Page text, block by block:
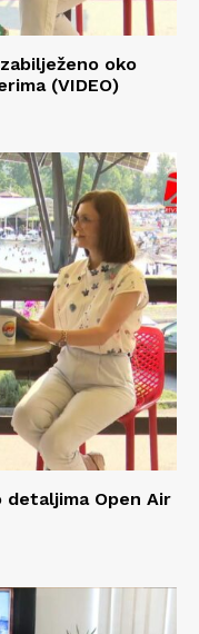
oko
(VIDEO)
detaljima Open Air